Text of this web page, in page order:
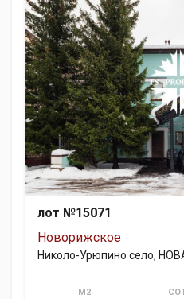
лот №15071
Новорижское
Николо-Урюпино село,
М2